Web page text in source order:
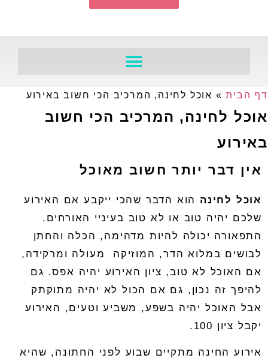
דף הבית» אוכל לחינה, המרכיב הכי חשוב באירוע
אוכל לחינה, המרכיב הכי חשוב
באירוע
אין דבר יותר חשוב מאוכל
אוכל לחינה הוא הדבר שהכי ייקבע אם האירוע
שלכם יהיה טוב או לא טוב בעיניי האורחים.
התפאורה יכולה להיות מדהימה, הכלה והחתן
לבושים במלוא הדר, המוזיקה
מעולה ומרקידה,
אם האוכל לא טוב, ציון האירוע יהיה אפס. גם
להיפך זה נכון, גם אם הכול לא יהיה מתוקתק
אבל האוכל יהיה בשפע, משביע וטעים, האירוע
יקבל ציון 100.
אירוע החינה מתקיים שבוע לפני החתונה, שהיא